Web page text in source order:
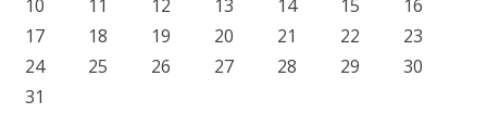
10
11 12 13 14 15
16
17
18 19 20 21 22
23
24
25 26 27 28 29
30
31